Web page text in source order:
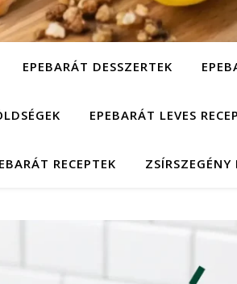
EPEBARÁT DESSZERTEK
EPEBARÁT LEVES
RECEPTEK ZSÍRSZEGÉNY